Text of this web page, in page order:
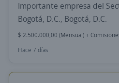
Importante empresa del
Bogotá, D.C., Bogotá, D.C.
$ 2.500.000,00 (Mensual) +
Hace 7 días